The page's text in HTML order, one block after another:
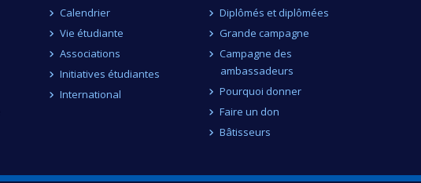
Calendrier
Vie étudiante
Associations
Initiatives étudiantes
International
Diplômés et diplômées
Grande campagne
Campagne des
ambassadeurs
Pourquoi donner
Faire un don
Bâtisseurs